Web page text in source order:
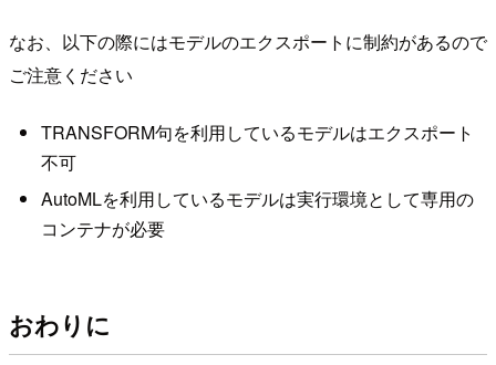
なお、以下の際にはモデルのエクスポートに制約があるので
ご注意ください
TRANSFORM句を利用しているモデルはエクスポート
不可
AutoMLを利用しているモデルは実行環境として専用の
コンテナが必要
おわりに